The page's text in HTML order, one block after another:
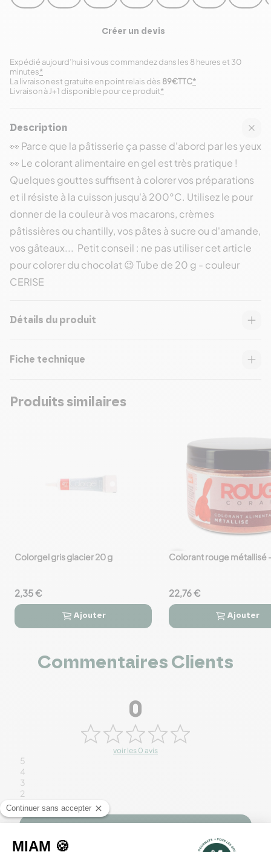
Créer un devis
Expédié aujourd’hui si vous commandez dans les 8 heures et 30
minutes*
Livraison à J+1 disponible pour ce produit*
La livraison est gratuite en point relais dès 89€TTC*
Description
👀 Parce que la pâtisserie ça passe d'abord par les yeux
👀 Le colorant alimentaire en gel est très pratique !
Quelques gouttes suffisent à colorer vos préparations
et il résiste à la cuisson jusqu'à 200°C. Utilisez le pour
donner de la couleur à vos macarons, crèmes
pâtissières ou chantilly, vos pâtes à sucre ou d'amande,
vos gâteaux... Petit conseil : ne pas utiliser cet article
pour colorer du chocolat 😉 Tube de 20 g - couleur
CERISE
Détails du produit
Fiche technique
Produits similaires
favorite_border
Colorgel gris glacier 20 g
2,35 €
 
Ajouter
favorite_border
Colorant rouge métallisé
22,76 €
 
Ajouter
Commentaires Clients
0
voir les 0 avis
5
4
3
2
1